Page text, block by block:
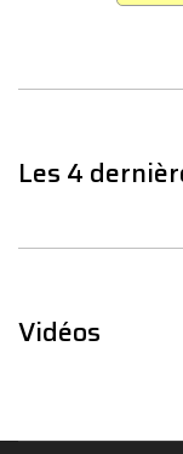
Les 4
Vidéos